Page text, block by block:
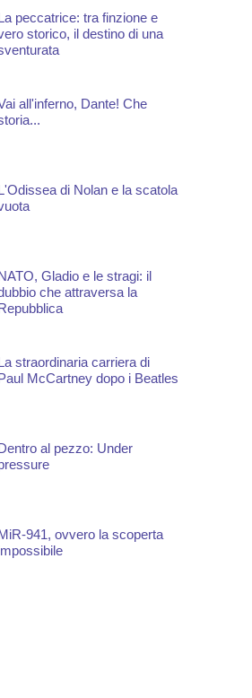
peccatrice: tra finzione e
storico, il destino di una
all'inferno, Dante! Che
di Nolan e la scatola
Gladio e le stragi: il
che attraversa la
straordinaria carriera di
McCartney dopo i Beatles
al pezzo: Under
941, ovvero la scoperta